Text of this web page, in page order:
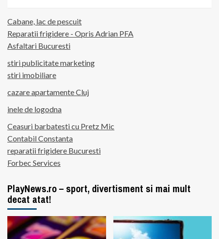
Cabane, lac de pescuit
Reparatii frigidere - Opris Adrian PFA
Asfaltari Bucuresti
stiri publicitate marketing
stiri imobiliare
cazare apartamente Cluj
inele de logodna
Ceasuri barbatesti cu Pretz Mic
Contabil Constanta
reparatii frigidere Bucuresti
Forbec Services
PlayNews.ro – sport, divertisment si mai mult
decat atat!